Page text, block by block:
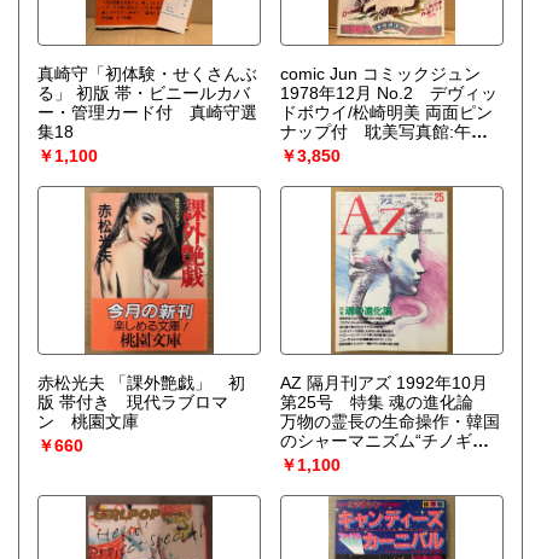
真崎守「初体験・せくさんぶ
る」 初版 帯・ビニールカバ
ー・管理カード付 真崎守選
集18
￥1,100
comic Jun コミックジュン
1978年12月 No.2 デヴィッ
ドボウイ/松崎明美 両面ピン
ナップ付 耽美写真館:午後
の誘惑 竹宮恵子・峰岸ひろ
み・新美慄・吉田光彦・女城
あさま・高橋祐子・ささやな
なえ・ひさうちみちお 他
コミックジュネ comic
June いま、危険な愛にめざ
￥3,850
赤松光夫 「課外艶戯」 初
版 帯付き 現代ラブロマ
ン 桃園文庫
￥660
AZ 隔月刊アズ 1992年10月
第25号 特集 魂の進化論
万物の霊長の生命操作・韓国
のシャーマニズム“チノギク
ッ” 他 オカルト 精神世界 神
秘思想 mind space
magazine
￥1,100